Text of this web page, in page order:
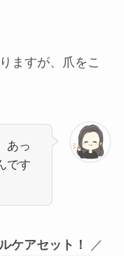
ますが、爪をこ
あっ
です
ケアセット！ ／